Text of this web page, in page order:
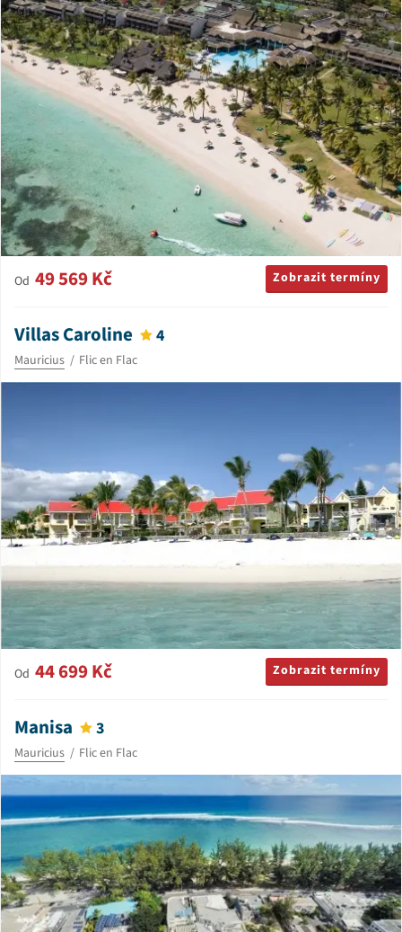
Od 49 569 Kč Zobrazit termíny
Villas Caroline 4
Mauricius Flic en Flac
Od 44 699 Kč Zobrazit termíny
Manisa 3
Mauricius Flic en Flac